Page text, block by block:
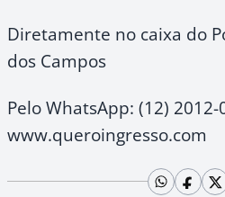
Diretamente no caixa do
dos Campos
Pelo WhatsApp: (12)
www.queroingresso.com